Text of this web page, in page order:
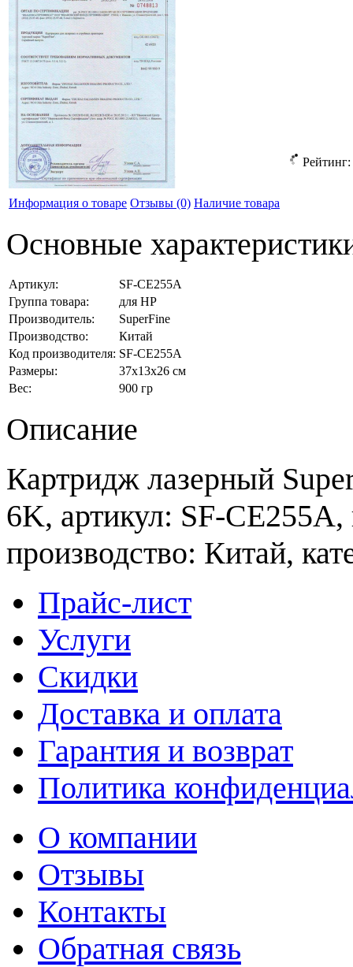
Рейтинг:
Информация о товаре Отзывы (0) Наличие товара
Основные
Артикул:
SF-CE255A
Группа товара:
для HP
Производитель:
SuperFine
Производство:
Китай
Код производителя: SF-CE255A
Размеры:
37x13x26 см
Вес:
900 гр
Описание
Картридж лазерный
6K, артикул: SF-
производство: Китай,
Прайс-лист
Услуги
Скидки
Доставка и оплата
Гарантия и возврат
Политика
О компании
Отзывы
Контакты
Обратная связь